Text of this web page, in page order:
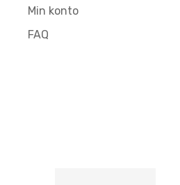
Min konto
FAQ